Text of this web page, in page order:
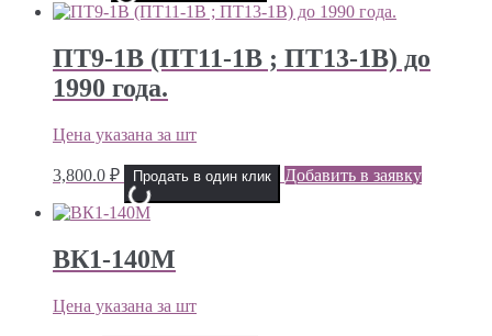
ПТ9-1В (ПТ11-1В ; ПТ13-1В) до
1990 года.
Цена указана за шт
3,800.0 ₽ Продать в один клик Добавить в заявку
ВК1-140М
Цена указана за шт